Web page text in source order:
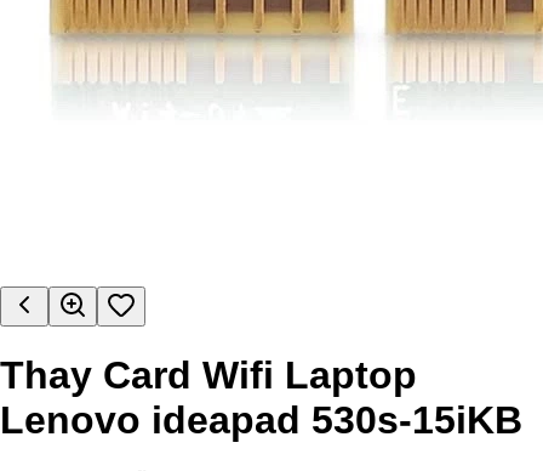
Thay Card Wifi Laptop
Lenovo ideapad 530s-15iKB